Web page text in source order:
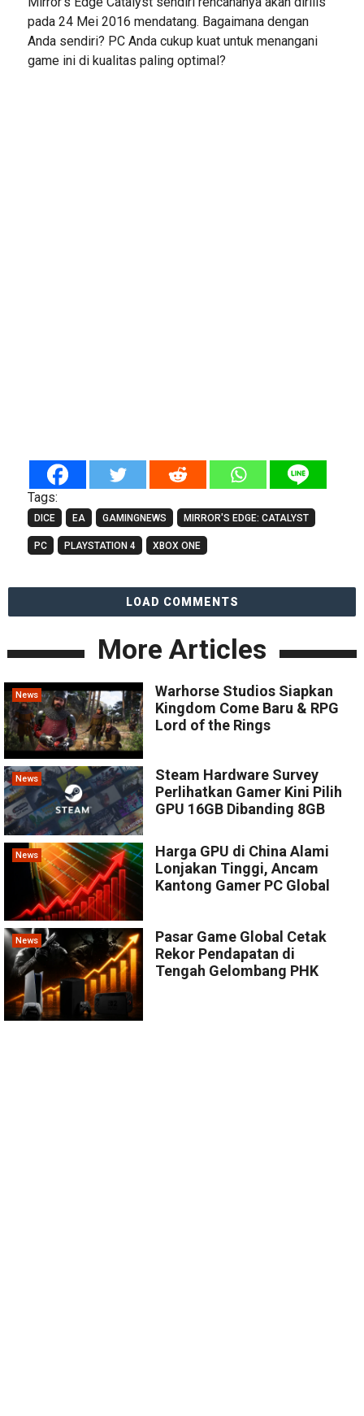
pada 24 Mei 2016 mendatang. Bagaimana dengan
Anda sendiri? PC Anda cukup kuat untuk menangani
game ini di kualitas paling optimal?
Tags:
DICE EA GAMINGNEWS MIRROR'S EDGE: CATALYST
PC PLAYSTATION 4 XBOX ONE
LOAD COMMENTS
More Articles
News
Warhorse Studios Siapkan
Kingdom Come Baru & RPG
Lord of the Rings
News
Steam Hardware Survey
Perlihatkan Gamer Kini Pilih
GPU 16GB Dibanding 8GB
News
Harga GPU di China Alami
Lonjakan Tinggi, Ancam
Kantong Gamer PC Global
News
Pasar Game Global Cetak
Rekor Pendapatan di
Tengah Gelombang PHK